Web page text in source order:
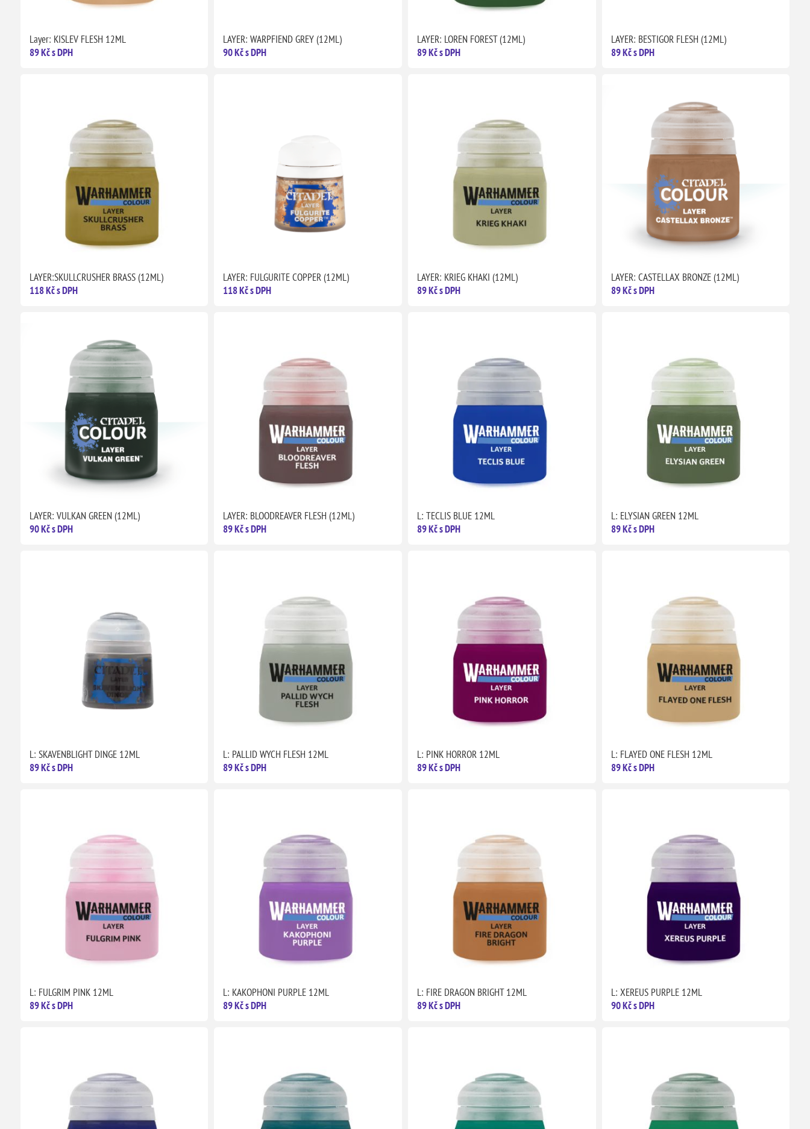
Layer: KISLEV FLESH 12ML
89 Kč s DPH
LAYER: WARPFIEND GREY (12ML)
90 Kč s DPH
LAYER: LOREN FOREST (12ML)
89 Kč s DPH
LAYER: BESTIGOR FLESH (12ML)
89 Kč s DPH
LAYER:SKULLCRUSHER BRASS (12ML)
118 Kč s DPH
LAYER: FULGURITE COPPER (12ML)
118 Kč s DPH
LAYER: KRIEG KHAKI (12ML)
89 Kč s DPH
LAYER: CASTELLAX BRONZE (12ML)
89 Kč s DPH
LAYER: VULKAN GREEN (12ML)
90 Kč s DPH
LAYER: BLOODREAVER FLESH (12ML)
89 Kč s DPH
L: TECLIS BLUE 12ML
89 Kč s DPH
L: ELYSIAN GREEN 12ML
89 Kč s DPH
L: SKAVENBLIGHT DINGE 12ML
89 Kč s DPH
L: PALLID WYCH FLESH 12ML
89 Kč s DPH
L: PINK HORROR 12ML
89 Kč s DPH
L: FLAYED ONE FLESH 12ML
89 Kč s DPH
L: FULGRIM PINK 12ML
89 Kč s DPH
L: KAKOPHONI PURPLE 12ML
89 Kč s DPH
L: FIRE DRAGON BRIGHT 12ML
89 Kč s DPH
L: XEREUS PURPLE 12ML
90 Kč s DPH